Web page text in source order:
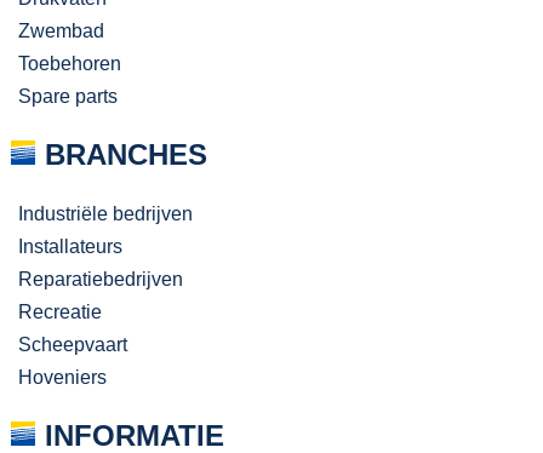
Zwembad
Toebehoren
Spare parts
BRANCHES
Industriële bedrijven
Installateurs
Reparatiebedrijven
Recreatie
Scheepvaart
Hoveniers
INFORMATIE